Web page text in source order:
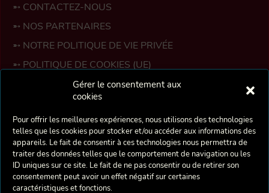
Gérer le consentement aux
cookies
Pour offrir les meilleures expériences, nous utilisons des technologies
telles que les cookies pour stocker et/ou accéder aux informations des
appareils. Le fait de consentir à ces technologies nous permettra de
traiter des données telles que le comportement de navigation ou les
ID uniques sur ce site. Le fait de ne pas consentir ou de retirer son
consentement peut avoir un effet négatif sur certaines
caractéristiques et fonctions.
CONTACTEZ-NOUS
NOS PARTENAIRES
NOTRE POLITIQUE DE VIE PRIVÉE
POLITIQUE DE COOKIES (UE)
ESPACE MEMBRES
amateur fondée en 1975 par deux professeurs d’Art
Dramatique de l’Académie de Berchem-Sainte-Agathe :
Danielle Munter et Christian Lombard, suite au
montage de la pièce de Charles Dyer : «La Crécelle».
Encouragé par l’Association Culturelle et Artistique de